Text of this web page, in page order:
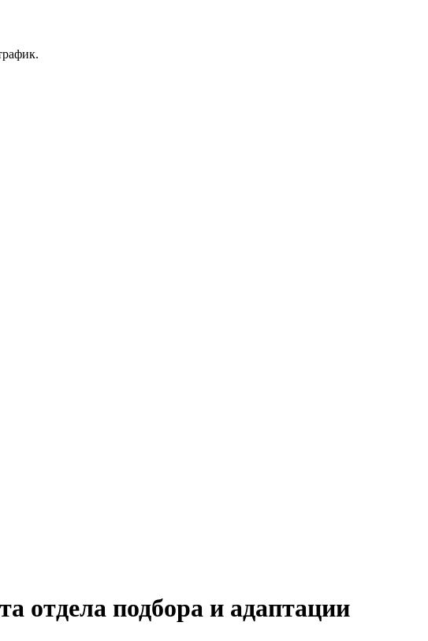
отдела подбора и адаптации